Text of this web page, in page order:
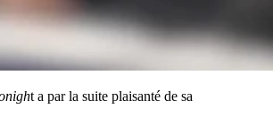
t a par la suite plaisanté de sa